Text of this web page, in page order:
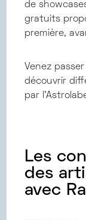
de
gratuits
première,
Venez
découvrir
par
Les
des
avec